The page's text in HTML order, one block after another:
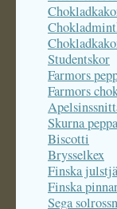
Studentskor
Farmors
Farmors
Skurna
Biscotti
Brysselkex
Finska
Finska
Sega